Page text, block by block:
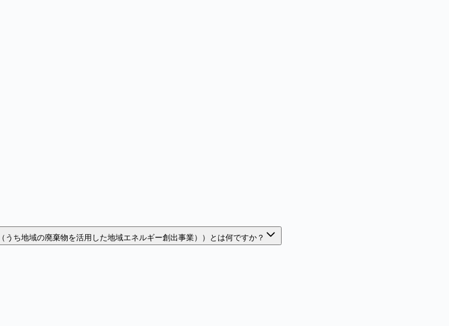
ち地域の廃棄物を活用した地域エネルギー創出事業））とは何ですか？